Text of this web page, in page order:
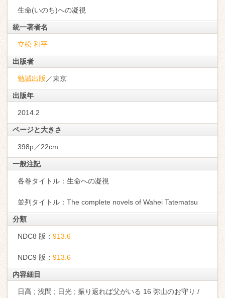
生命(いのち)への凝視
統一著者名
立松 和平
出版者
勉誠出版 ／東京
出版年
2014.2
ページと大きさ
398p／22cm
一般注記
各巻タイトル：生命への凝視
並列タイトル：The complete novels of Wahei Tatematsu
分類
NDC8 版： 913.6
NDC9 版： 913.6
内容細目
日高 ; 浅間 ; 日光 ; 振り返れば父がいる 16 弥山のお守り /